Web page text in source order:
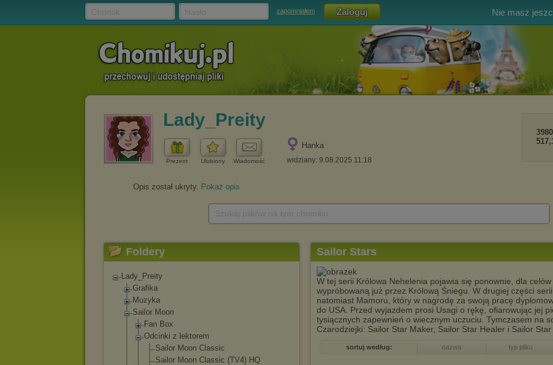
zapomniałem Nie masz
Lady_Preity
Prezent Ulubiony Wiadomość
Hanka
widziany: 9.08.2025 11:18
3980
Opis został ukryty. Pokaż opis
Foldery
Lady_Preity
Grafika
Muzyka
Sailor Moon
Fan Box
Odcinki z lektorem
Sailor Moon Classic
Sailor Moon Classic (TV4) HQ
Sailor Stars
W tej serii Królowa Nehelenia pojawia się ponownie, dla
wypróbowaną już przez Królową Śniegu. W drugiej części
natomiast Mamoru, który w nagrodę za swoją pracę
do USA. Przed wyjazdem prosi Usagi o rękę, ofiarowując jej
tysiącznych zapewnień o wiecznym uczuciu. Tymczasem na
Czarodziejki: Sailor Star Maker, Sailor Star Healer i Sailor Star
sortuj według: nazwa typ pliku